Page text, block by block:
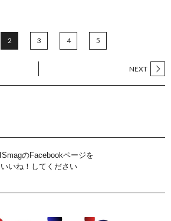
2 3 4 5
NEXT
のFacebookページを
いいね！してください